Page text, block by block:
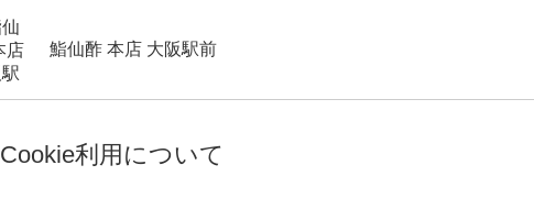
鮨仙酢 本店 大阪駅前
Cookie利用について